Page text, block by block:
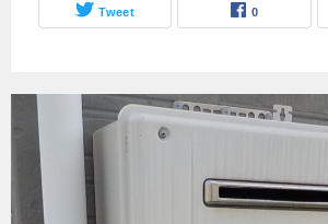
Tweet 0